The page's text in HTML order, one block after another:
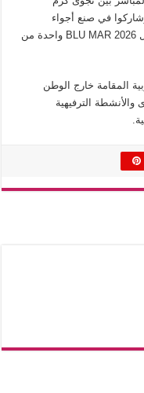
في صنع أجواء
احتفالية امتزجت فيها المشاعر بالفرح، لتسجّل BLU MAR 2026 واحدة من
المقامة خارج الوطن
والأنشطة الترفيهية